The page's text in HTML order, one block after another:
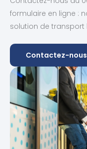
formulaire en ligne :
solution de
Contactez-nous